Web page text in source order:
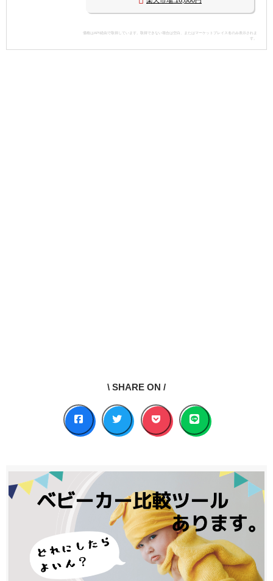
価格はAPI経由で取得しています。取得できない場合は空白、またはマーケットプレイス名のみ表示されま
す。
\ SHARE ON /